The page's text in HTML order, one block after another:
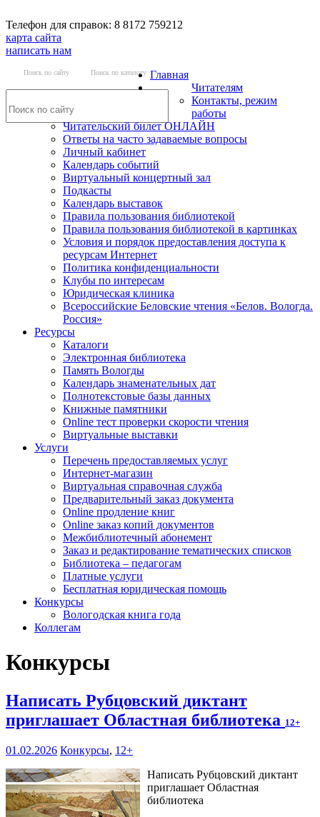
Телефон для справок: 8 8172 759212
карта сайта
написать нам
Поиск по сайту Поиск по каталогу Главная
Читателям
Контакты, режим
работы
Читательский билет ОНЛАЙН
Ответы на часто задаваемые вопросы
Личный кабинет
Календарь событий
Виртуальный концертный зал
Подкасты
Календарь выставок
Правила пользования библиотекой
Правила пользования библиотекой в картинках
Условия и порядок предоставления доступа к
ресурсам Интернет
Политика конфиденциальности
Клубы по интересам
Юридическая клиника
Всероссийские Беловские чтения «Белов. Вологда.
Россия»
Ресурсы
Каталоги
Электронная библиотека
Память Вологды
Календарь знаменательных дат
Полнотекстовые базы данных
Книжные памятники
Online тест проверки скорости чтения
Виртуальные выставки
Услуги
Перечень предоставляемых услуг
Интернет-магазин
Виртуальная справочная служба
Предварительный заказ документа
Online продление книг
Online заказ копий документов
Межбиблиотечный абонемент
Заказ и редактирование тематических списков
Библиотека – педагогам
Платные услуги
Бесплатная юридическая помощь
Конкурсы
Вологодская книга года
Коллегам
Конкурсы
Написать Рубцовский диктант
приглашает Областная библиотека 12+
01.02.2026 Конкурсы, 12+
Написать Рубцовский диктант
приглашает Областная
библиотека